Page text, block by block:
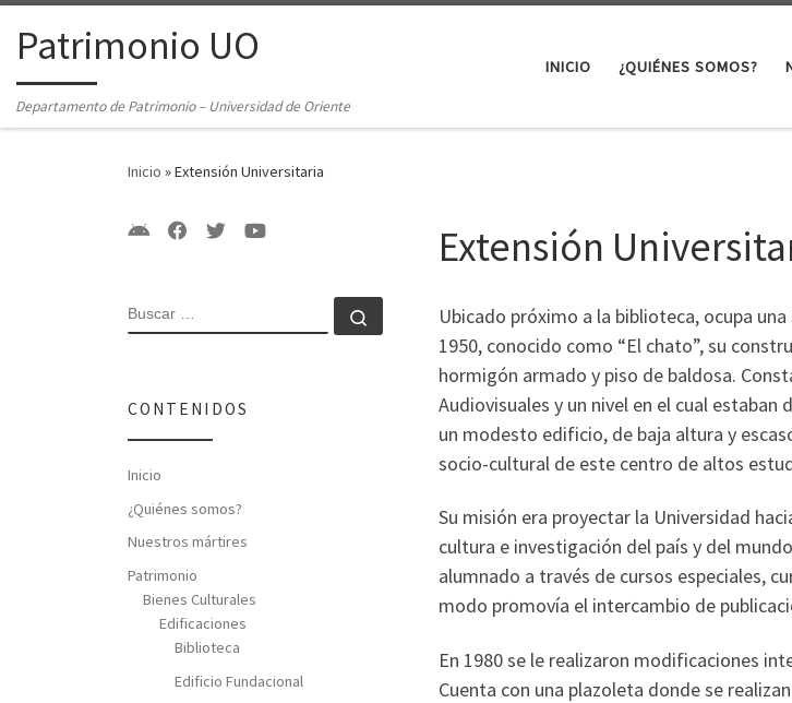
Saltar al contenido
Patrimonio UO
Departamento de Patrimonio – Universidad de Oriente
INICIO ¿QUIÉNES SOMOS?
Inicio »Extensión Universitaria
Extensión
Ubicado próximo a la biblioteca, ocupa
1950, conocido como “El chato”, su
hormigón armado y piso de baldosa.
Audiovisuales y un nivel en el cual
un modesto edificio, de baja altura y
socio-cultural de este centro de altos
Su misión era proyectar la Universidad
cultura e investigación del país y del
alumnado a través de cursos especiales,
modo promovía el intercambio de
En 1980 se le realizaron modificaciones
Cuenta con una plazoleta donde se
BUSCAR Buscar …
CONTENIDOS
Inicio
¿Quiénes somos?
Nuestros mártires
Patrimonio
Bienes Culturales
Edificaciones
Biblioteca
Edificio Fundacional